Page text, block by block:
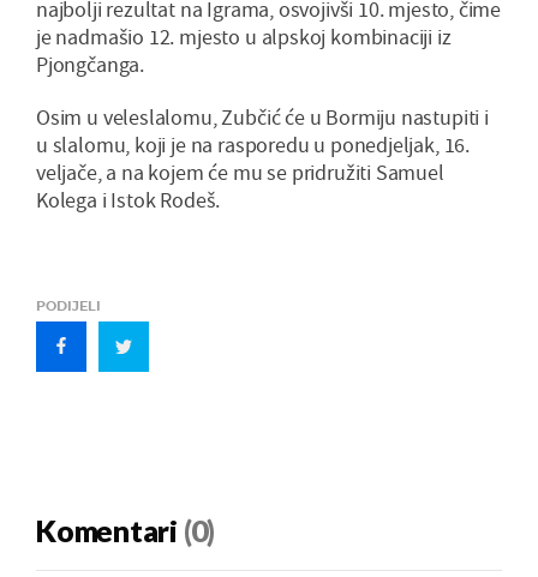
najbolji rezultat na Igrama, osvojivši 10. mjesto, čime
je nadmašio 12. mjesto u alpskoj kombinaciji iz
Pjongčanga.
Osim u veleslalomu, Zubčić će u Bormiju nastupiti i
u slalomu, koji je na rasporedu u ponedjeljak, 16.
veljače, a na kojem će mu se pridružiti Samuel
Kolega i Istok Rodeš.
PODIJELI
Komentari (0)